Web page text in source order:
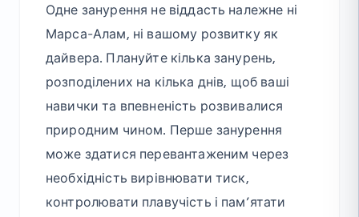
Одне занурення не віддасть належне ні
Марса-Алам, ні вашому розвитку як
дайвера. Плануйте кілька занурень,
розподілених на кілька днів, щоб ваші
навички та впевненість розвивалися
природним чином. Перше занурення
може здатися перевантаженим через
необхідність вирівнювати тиск,
контролювати плавучість і пам’ятати